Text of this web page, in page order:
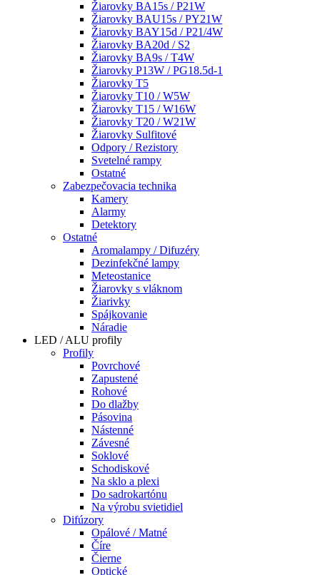
Žiarovky BA15s / P21W
Žiarovky BAU15s / PY21W
Žiarovky BAY15d / P21/4W
Žiarovky BA20d / S2
Žiarovky BA9s / T4W
Žiarovky P13W / PG18.5d-1
Žiarovky T5
Žiarovky T10 / W5W
Žiarovky T15 / W16W
Žiarovky T20 / W21W
Žiarovky Sulfitové
Odpory / Rezistory
Svetelné rampy
Ostatné
Zabezpečovacia technika
Kamery
Alarmy
Detektory
Ostatné
Aromalampy / Difuzéry
Dezinfekčné lampy
Meteostanice
Žiarovky s vláknom
Žiarivky
Spájkovanie
Náradie
LED / ALU profily
Profily
Povrchové
Zapustené
Rohové
Do dlažby
Pásovina
Nástenné
Závesné
Soklové
Schodiskové
Na sklo a plexi
Do sadrokartónu
Na výrobu svietidiel
Difúzory
Opálové / Matné
Číre
Čierne
Optické